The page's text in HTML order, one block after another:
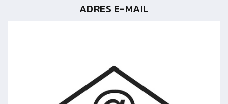
ADRES E-MAIL